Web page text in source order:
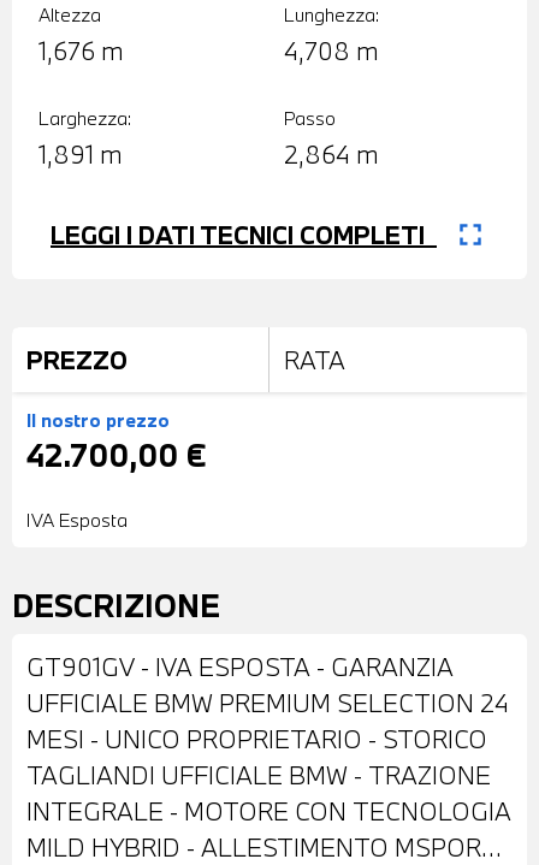
Altezza
1,676 m
Lunghezza:
4,708 m
Larghezza:
1,891 m
Passo
2,864 m
LEGGI I DATI TECNICI COMPLETI fullscreen
PREZZO RATA
Il nostro prezzo
42.700,00 €
IVA Esposta
DESCRIZIONE
GT901GV - IVA ESPOSTA - GARANZIA
UFFICIALE BMW PREMIUM SELECTION 24
MESI - UNICO PROPRIETARIO - STORICO
TAGLIANDI UFFICIALE BMW - TRAZIONE
INTEGRALE - MOTORE CON TECNOLOGIA
MILD HYBRID - ALLESTIMENTO MSPORT -